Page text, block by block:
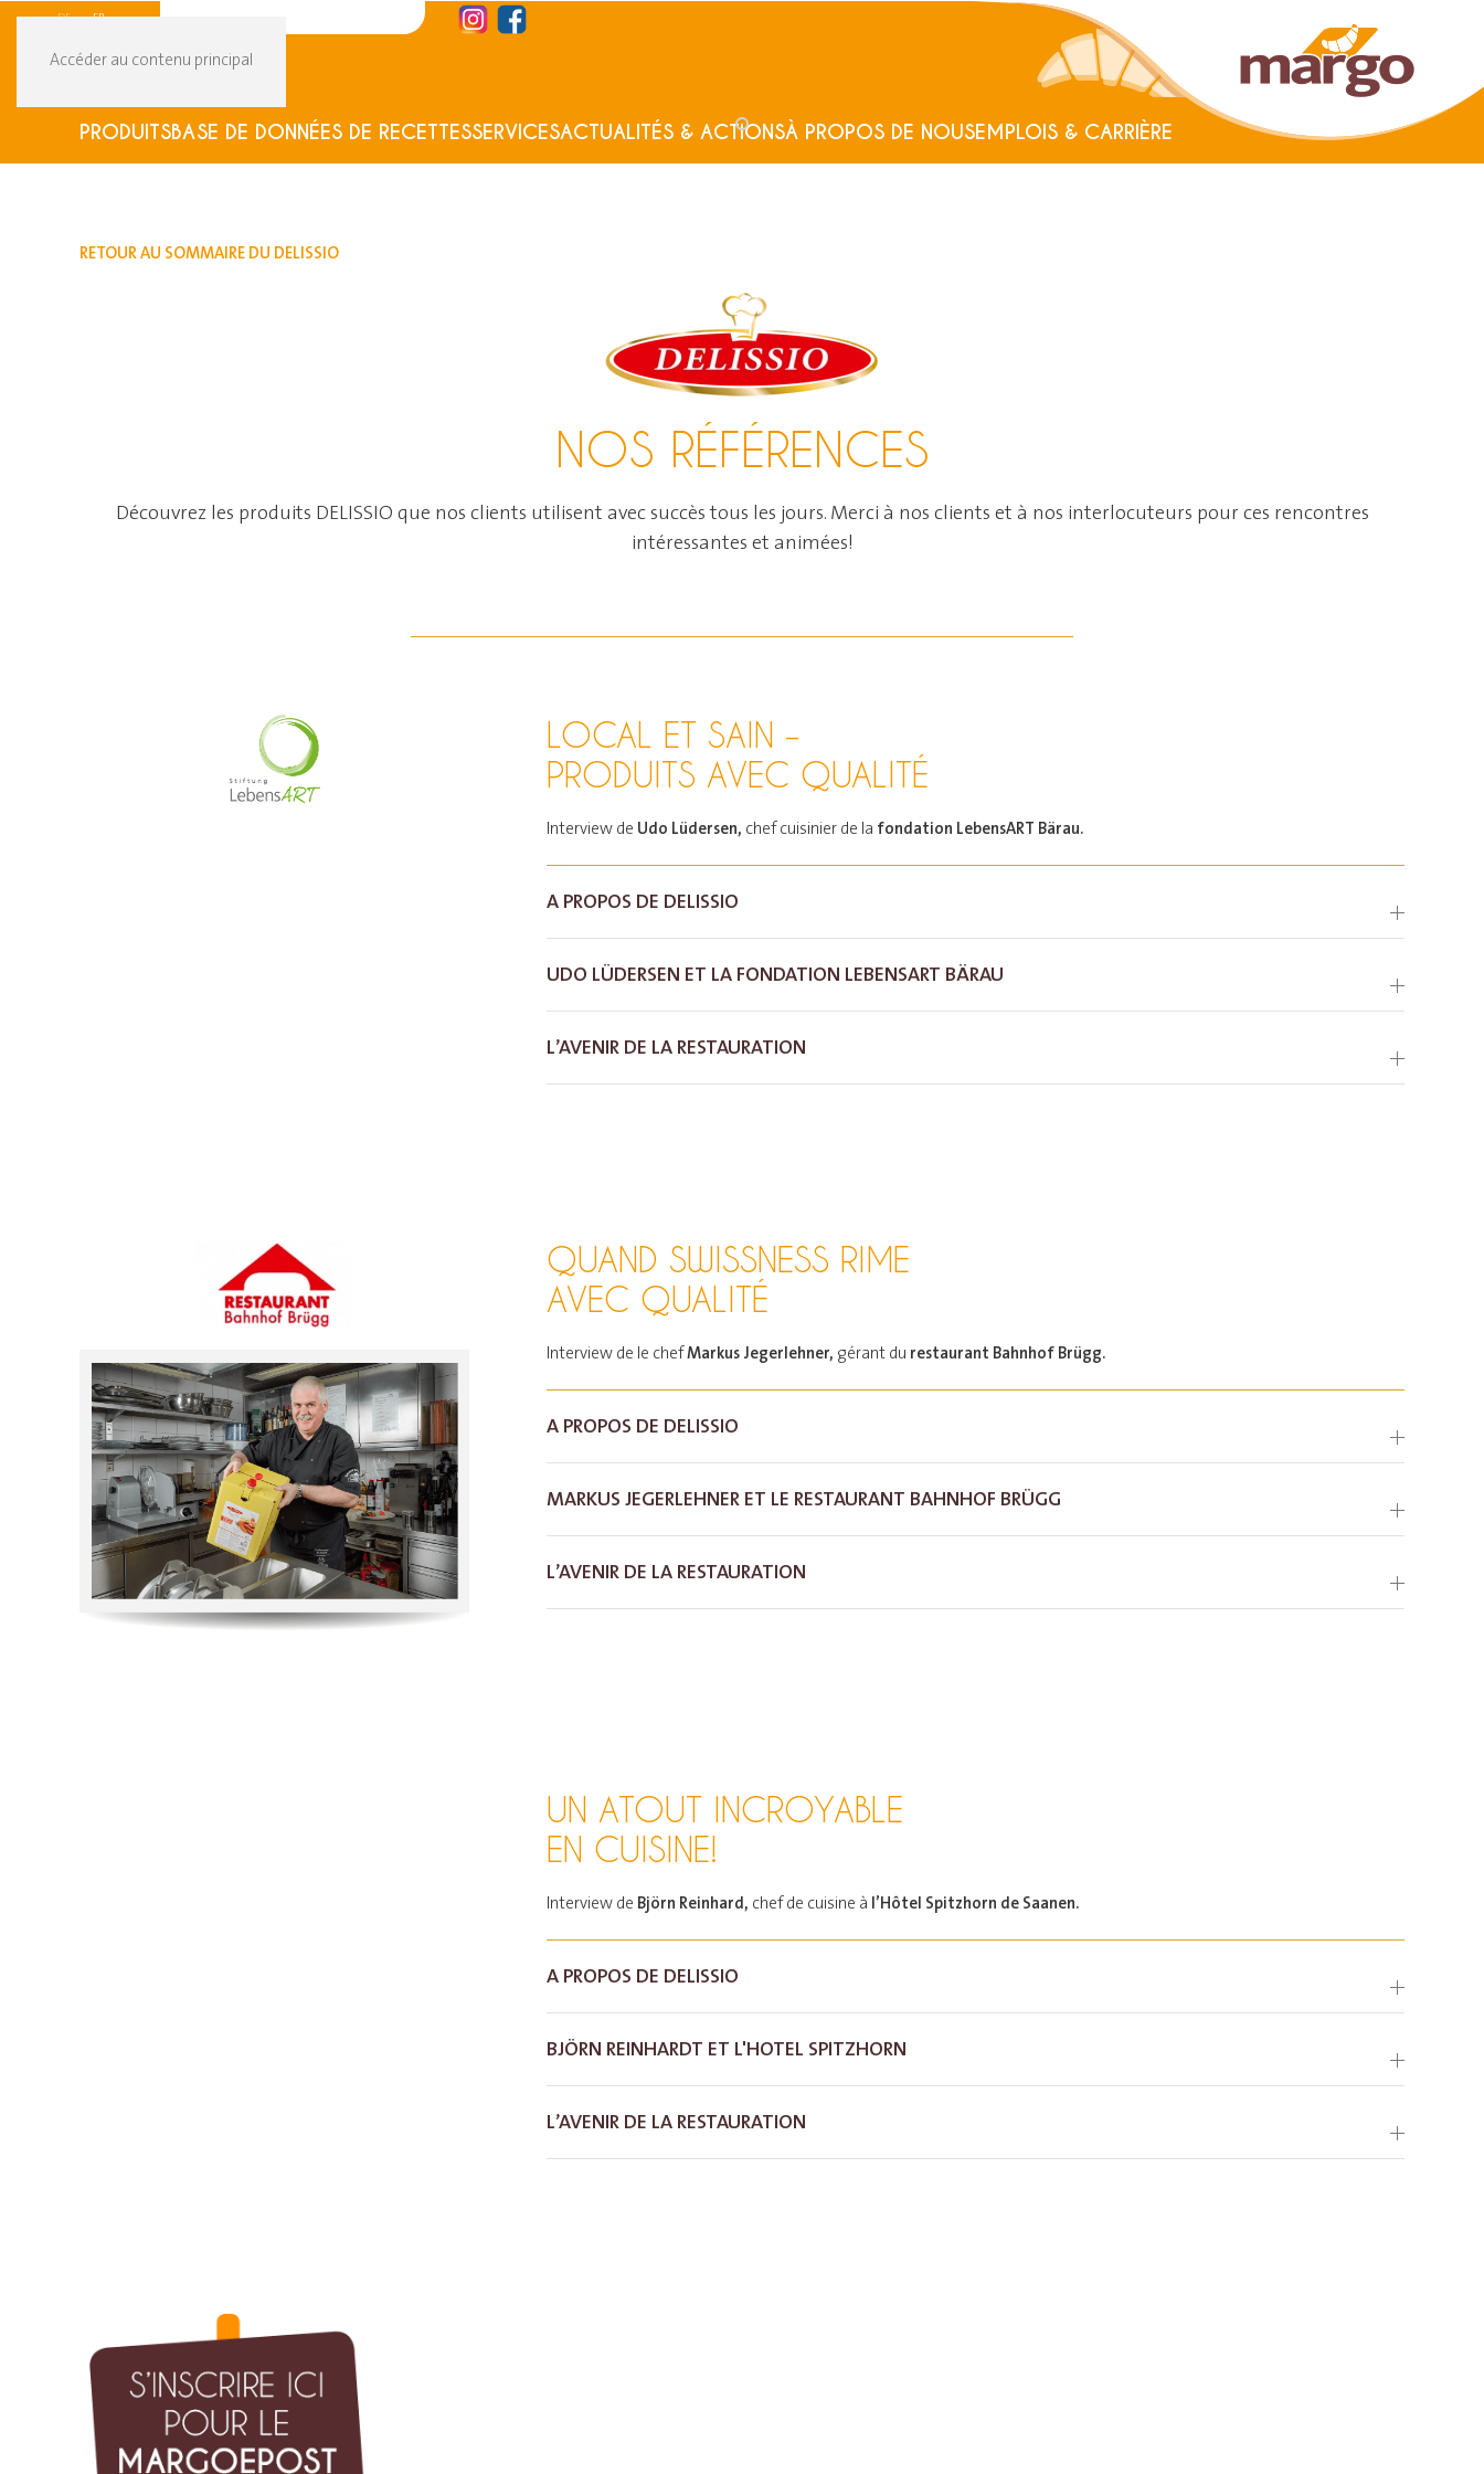
Accéder au contenu principal
DE FR
PRODUITSBASE DE DONNÉES DE RECETTESSERVICESACTUALITÉS & ACTIONSÀ PROPOS DE NOUSEMPLOIS & CARRIÈRE
RETOUR AU SOMMAIRE DU DELISSIO
NOS RÉFÉRENCES
Découvrez les produits DELISSIO que nos clients utilisent avec succès tous les jours. Merci à nos clients et à nos interlocuteurs pour ces rencontres
intéressantes et animées!
LOCAL ET SAIN –
PRODUITS AVEC QUALITÉ
Interview de Udo Lüdersen, chef cuisinier de la fondation LebensART Bärau.
A PROPOS DE DELISSIO
UDO LÜDERSEN ET LA FONDATION LEBENSART BÄRAU
L’AVENIR DE LA RESTAURATION
QUAND SWISSNESS RIME
AVEC QUALITÉ
Interview de le chefMarkus Jegerlehner, gérant du restaurant Bahnhof Brügg.
A PROPOS DE DELISSIO
MARKUS JEGERLEHNER ET LE RESTAURANT BAHNHOF BRÜGG
L’AVENIR DE LA RESTAURATION
UN ATOUT INCROYABLE
EN CUISINE!
Interview de Björn Reinhard, chef de cuisine à l’Hôtel Spitzhorn de Saanen.
A PROPOS DE DELISSIO
BJÖRN REINHARDT ET L'HOTEL SPITZHORN
L’AVENIR DE LA RESTAURATION